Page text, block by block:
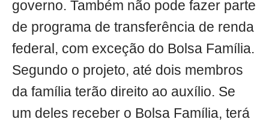
governo. Também não pode fazer parte
de programa de transferência de renda
federal, com exceção do Bolsa Família.
Segundo o projeto, até dois membros
da família terão direito ao auxílio. Se
um deles receber o Bolsa Família, terá